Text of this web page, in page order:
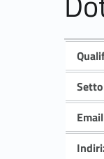
Email